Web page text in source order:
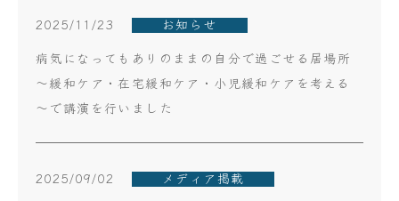
2025/11/23
お知らせ
病気になってもありのままの自分で過ごせる居場所
～緩和ケア・在宅緩和ケア・小児緩和ケアを考える
～で講演を行いました
2025/09/02
メディア掲載